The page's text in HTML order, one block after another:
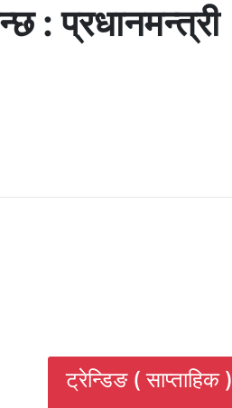
: प्रधानमन्त्री
ट्रेन्डिङ ( साप्ताहिक )